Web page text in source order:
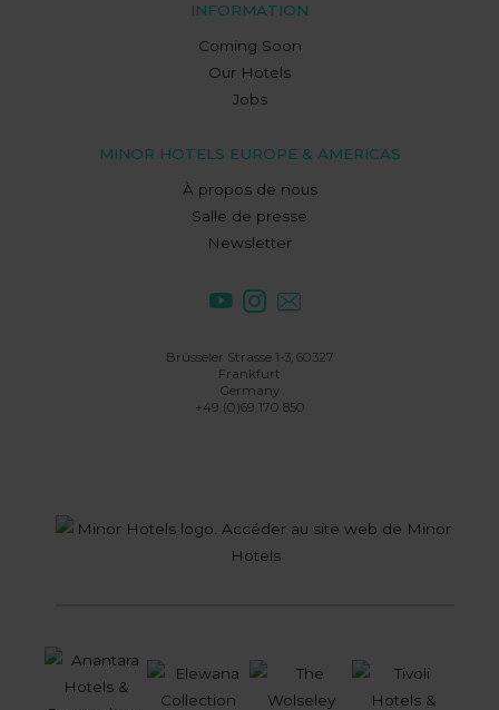
INFORMATION
Coming Soon
Our Hotels
Jobs
MINOR HOTELS EUROPE & AMERICAS
À propos de nous
Salle de presse
Newsletter
Brüsseler Strasse 1-3, 60327
Frankfurt
Germany
+49 (0)69 170 850